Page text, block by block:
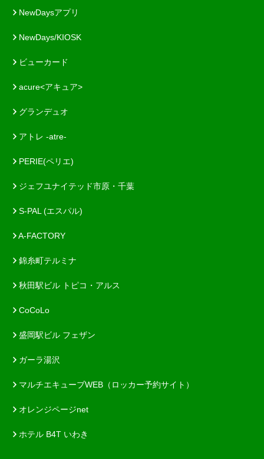
NewDaysアプリ
NewDays/KIOSK
ビューカード
acure<アキュア>
グランデュオ
アトレ -atre-
PERIE(ペリエ)
ジェフユナイテッド市原・千葉
S-PAL (エスパル)
A-FACTORY
錦糸町テルミナ
秋田駅ビル トピコ・アルス
CoCoLo
盛岡駅ビル フェザン
ガーラ湯沢
マルチエキューブWEB（ロッカー予約サイト）
オレンジページnet
ホテル B4T いわき